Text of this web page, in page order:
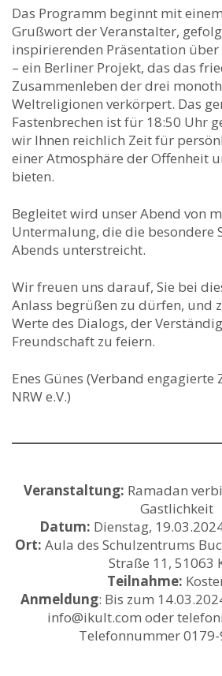
Das Programm beginnt mit
Grußwort der Veranstalter,
inspirierenden Präsentation über
– ein Berliner Projekt, das das
Zusammenleben der drei
Weltreligionen verkörpert. Das
Fastenbrechen ist für 18:50 Uhr
wir Ihnen reichlich Zeit für
einer Atmosphäre der Offenheit
bieten.
Begleitet wird unser Abend von
Untermalung, die die besondere
Abends unterstreicht.
Wir freuen uns darauf, Sie bei
Anlass begrüßen zu dürfen, und
Werte des Dialogs, der
Freundschaft zu feiern.
Enes Günes (Verband
NRW e.V.)
Veranstaltung: Ramadan
Gastlichkeit
Datum: Dienstag,
Ort: Aula des Schulzentrums
Straße 11, 51063
Teilnahme:
Anmeldung: Bis zum
info@ikult.com oder
Telefonnummer